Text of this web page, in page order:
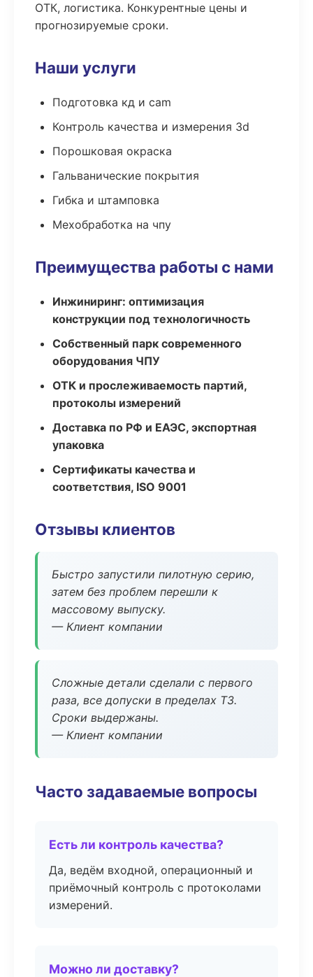
ОТК, логистика. Конкурентные цены и
прогнозируемые сроки.
Наши услуги
Подготовка кд и cam
Контроль качества и измерения 3d
Порошковая окраска
Гальванические покрытия
Гибка и штамповка
Мехобработка на чпу
Преимущества работы с нами
Инжиниринг: оптимизация
конструкции под технологичность
Собственный парк современного
оборудования ЧПУ
ОТК и прослеживаемость партий,
протоколы измерений
Доставка по РФ и ЕАЭС, экспортная
упаковка
Сертификаты качества и
соответствия, ISO 9001
Отзывы клиентов
Быстро запустили пилотную серию,
затем без проблем перешли к
массовому выпуску.
— Клиент компании
Сложные детали сделали с первого
раза, все допуски в пределах ТЗ.
Сроки выдержаны.
— Клиент компании
Часто задаваемые вопросы
Есть ли контроль качества?
Да, ведём входной, операционный и
приёмочный контроль с протоколами
измерений.
Можно ли доставку?